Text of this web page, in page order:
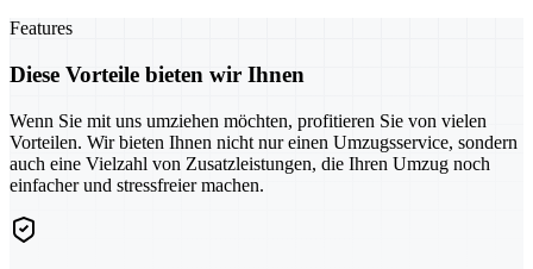
Features
Diese Vorteile bieten wir Ihnen
Wenn Sie mit uns umziehen möchten, profitieren Sie von vielen
Vorteilen. Wir bieten Ihnen nicht nur einen Umzugsservice, sondern
auch eine Vielzahl von Zusatzleistungen, die Ihren Umzug noch
einfacher und stressfreier machen.